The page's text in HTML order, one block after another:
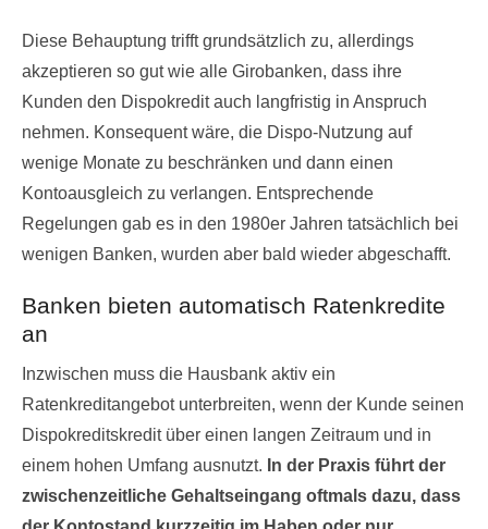
Diese Behauptung trifft grundsätzlich zu, allerdings
akzeptieren so gut wie alle Girobanken, dass ihre
Kunden den Dispokredit auch langfristig in Anspruch
nehmen. Konsequent wäre, die Dispo-Nutzung auf
wenige Monate zu beschränken und dann einen
Kontoausgleich zu verlangen. Entsprechende
Regelungen gab es in den 1980er Jahren tatsächlich bei
wenigen Banken, wurden aber bald wieder abgeschafft.
Banken bieten automatisch Ratenkredite
an
Inzwischen muss die Hausbank aktiv ein
Ratenkreditangebot unterbreiten, wenn der Kunde seinen
Dispokreditskredit über einen langen Zeitraum und in
einem hohen Umfang ausnutzt. In der Praxis führt der
zwischenzeitliche Gehaltseingang oftmals dazu, dass